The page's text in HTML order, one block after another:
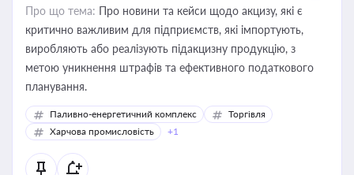
Про що тема: Про новини та кейси щодо акцизу, які є
критично важливим для підприємств, які імпортують,
виробляють або реалізують підакцизну продукцію, з
метою уникнення штрафів та ефективного податкового
планування.
Паливно-енергетичний комплекс
Торгівля
Харчова промисловість
+1